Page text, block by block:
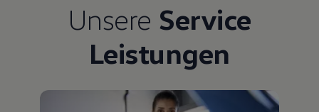
Events
Rückblick VW Bus Festival 2023
Bulli Magazin
Fahrzeugabholung ab Werk
Unsere Service
Leistungen